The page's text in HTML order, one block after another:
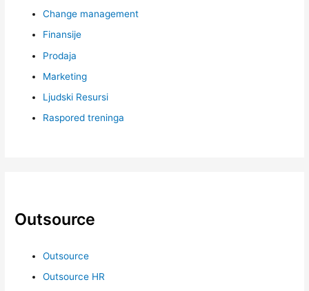
Change management
Finansije
Prodaja
Marketing
Ljudski Resursi
Raspored treninga
Outsource
Outsource
Outsource HR